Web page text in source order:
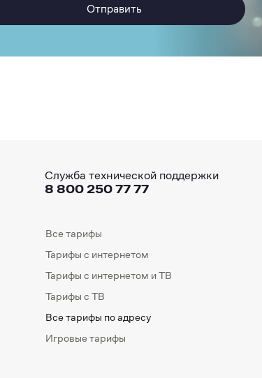
Отправить
Служба технической поддержки
8 800 250 77 77
Все тарифы
Тарифы с интернетом
Тарифы с интернетом и ТВ
Тарифы с ТВ
Все тарифы по адресу
Игровые тарифы